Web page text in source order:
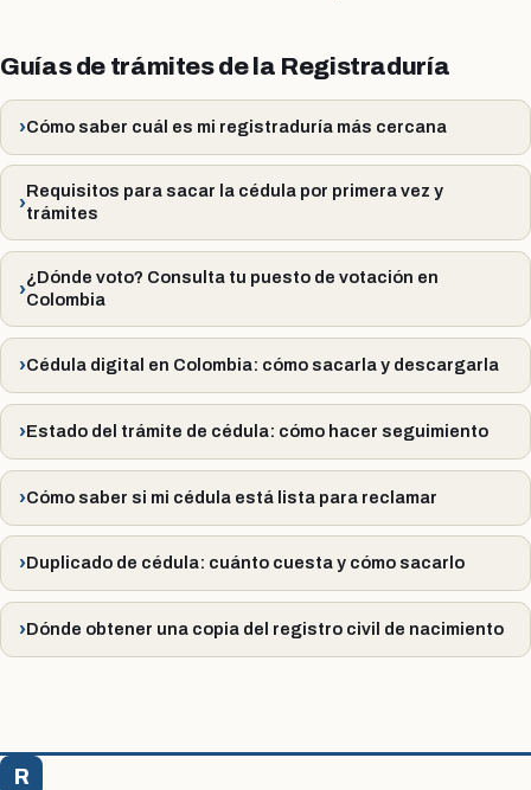
Guías de trámites de la Registraduría
Cómo saber cuál es mi registraduría más cercana
Requisitos para sacar la cédula por primera vez y
trámites
¿Dónde voto? Consulta tu puesto de votación en
Colombia
Cédula digital en Colombia: cómo sacarla y descargarla
Estado del trámite de cédula: cómo hacer seguimiento
Cómo saber si mi cédula está lista para reclamar
Duplicado de cédula: cuánto cuesta y cómo sacarlo
Dónde obtener una copia del registro civil de nacimiento
R